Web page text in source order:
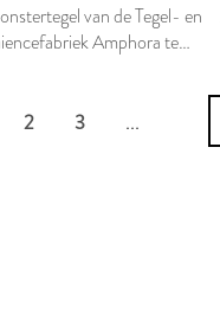
van de Tegel- en
Amphora te
2 3 ...